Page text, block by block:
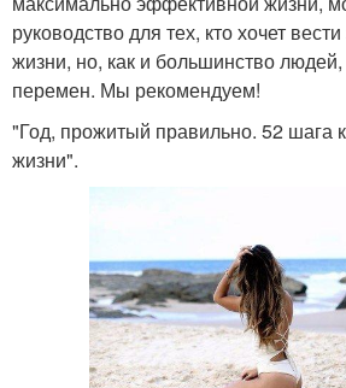
руководство для тех, кто хочет
жизни, но, как и большинство людей,
перемен. Мы рекомендуем!
"Год, прожитый правильно. 52 шага
жизни".